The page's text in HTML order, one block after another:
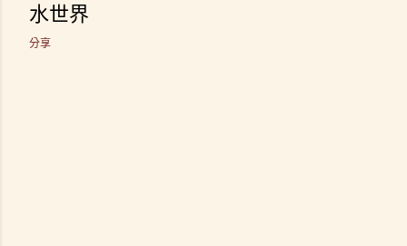
水世界
分享